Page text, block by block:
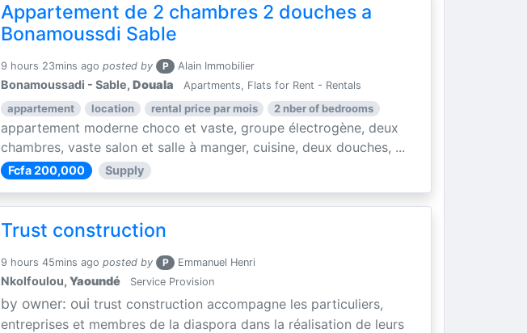
Appartement de 2 chambres 2 douches a
Bonamoussdi Sable
9 hours 23mins ago posted by P Alain Immobilier
Bonamoussadi - Sable,Douala Apartments, Flats for Rent - Rentals
appartement location rental price par mois 2 nber of bedrooms
appartement moderne choco et vaste, groupe électrogène, deux
chambres, vaste salon et salle à manger, cuisine, deux douches, ...
Fcfa 200,000 Supply
Trust construction
9 hours 45mins ago posted by P Emmanuel Henri
Nkolfoulou,Yaoundé Service Provision
by owner: ouitrust construction accompagne les particuliers,
entreprises et membres de la diaspora dans la réalisation de leurs